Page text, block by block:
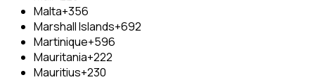
Malta+356
Marshall Islands+692
Martinique+596
Mauritania+222
Mauritius+230